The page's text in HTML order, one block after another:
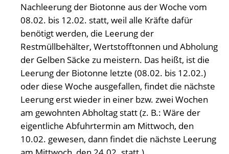
Nachleerung der Biotonne aus der Woche vom
08.02. bis 12.02. statt, weil alle Kräfte dafür
benötigt werden, die Leerung der
Restmüllbehälter, Wertstofftonnen und Abholung
der Gelben Säcke zu meistern. Das heißt, ist die
Leerung der Biotonne letzte (08.02. bis 12.02.)
oder diese Woche ausgefallen, findet die nächste
Leerung erst wieder in einer bzw. zwei Wochen
am gewohnten Abholtag statt (z. B.: Wäre der
eigentliche Abfuhrtermin am Mittwoch, den
10.02. gewesen, dann findet die nächste Leerung